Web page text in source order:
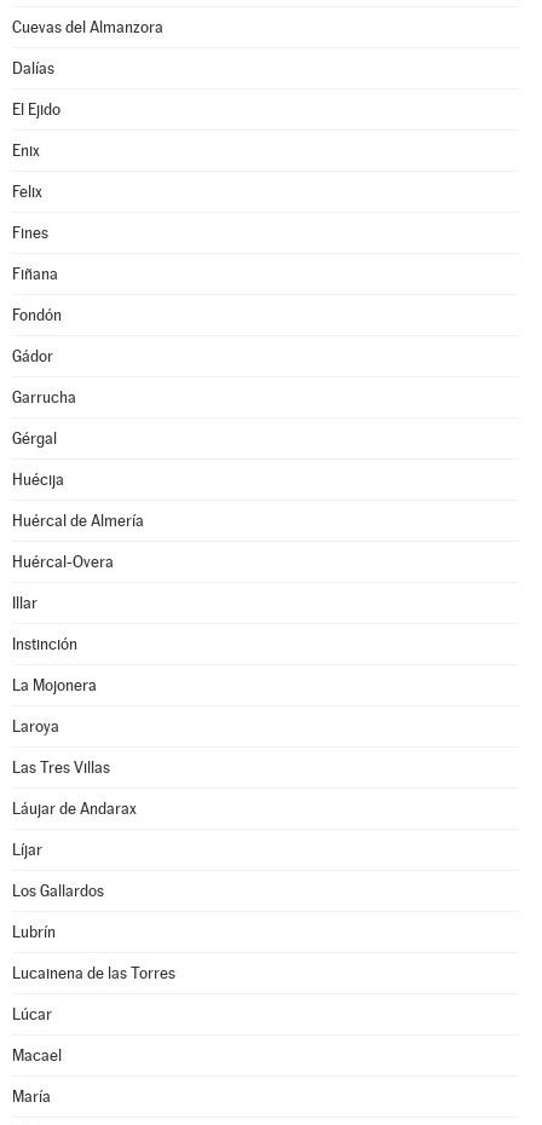
Cuevas del Almanzora
Dalías
El Ejido
Enix
Felix
Fines
Fiñana
Fondón
Gádor
Garrucha
Gérgal
Huécija
Huércal de Almería
Huércal-Overa
Illar
Instinción
La Mojonera
Laroya
Las Tres Villas
Láujar de Andarax
Líjar
Los Gallardos
Lubrín
Lucainena de las Torres
Lúcar
Macael
María